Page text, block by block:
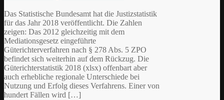
Das Statistische Bundesamt hat die Justizstatistik
für das Jahr 2018 veröffentlicht. Die Zahlen
zeigen: Das 2012 gleichzeitig mit dem
Mediationsgesetz eingeführte
Güterichterverfahren nach § 278 Abs. 5 ZPO
befindet sich weiterhin auf dem Rückzug. Die
Güterichterstatistik 2018 (xlsx) offenbart aber
auch erhebliche regionale Unterschiede bei
Nutzung und Erfolg dieses Verfahrens. Einer von
hundert Fällen wird […]